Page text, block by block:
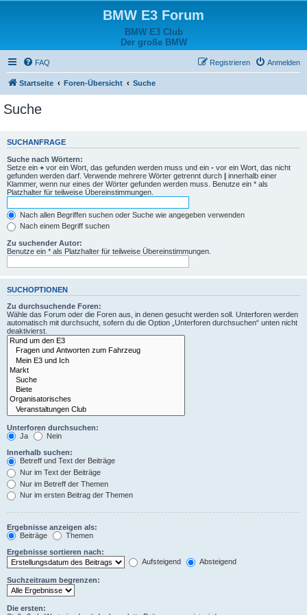
BMW E3 Forum
BMW E3 Club
Der große BMW
FAQ Anmelden
Registrieren
Startseite Foren-Übersicht Suche
Suche
SUCHANFRAGE
Suche nach Wörtern:
Setze ein + vor ein Wort, das gefunden werden muss und ein - vor ein Wort, das nicht
gefunden werden darf. Verwende mehrere Wörter getrennt durch | innerhalb einer
Klammer, wenn nur eines der Wörter gefunden werden muss. Benutze ein * als
Platzhalter für teilweise Übereinstimmungen.
Nach allen Begriffen suchen oder Suche wie angegeben verwenden
Nach einem Begriff suchen
Zu suchender Autor:
Benutze ein * als Platzhalter für teilweise Übereinstimmungen.
SUCHOPTIONEN
Zu durchsuchende Foren:
Wähle das Forum oder die Foren aus, in denen gesucht werden soll. Unterforen werden
automatisch mit durchsucht, sofern du die Option „Unterforen durchsuchen“ unten nicht
deaktivierst.
Unterforen durchsuchen:
Ja
Nein
Innerhalb suchen:
Betreff und Text der Beiträge
Nur im Text der Beiträge
Nur im Betreff der Themen
Nur im ersten Beitrag der Themen
Ergebnisse anzeigen als:
Beiträge
Themen
Ergebnisse sortieren nach:
Aufsteigend
Absteigend
Suchzeitraum begrenzen:
Die ersten: